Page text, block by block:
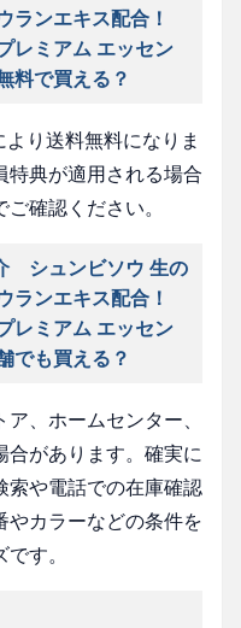
ランエキス配合！
レミアム エッセン
料で買える？
り送料無料になりま
特典が適用される場合
確認ください。
シュンビソウ 生の
ランエキス配合！
レミアム エッセン
でも買える？
、ホームセンター、
があります。確実に
索や電話での在庫確認
やカラーなどの条件を
す。